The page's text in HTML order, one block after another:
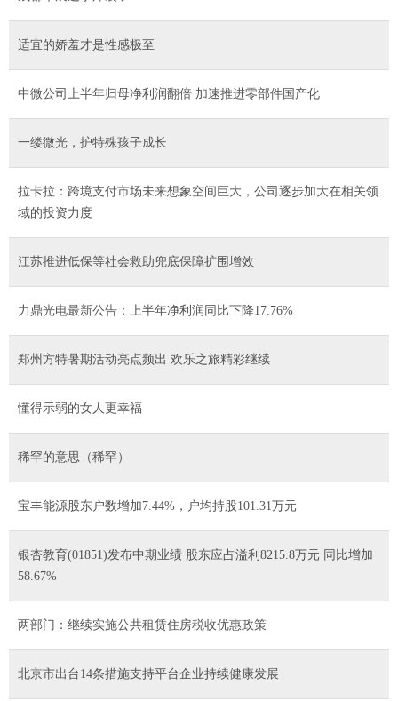
适宜的娇羞才是性感极至
中微公司上半年归母净利润翻倍 加速推进零部件国产化
一缕微光，护特殊孩子成长
拉卡拉：跨境支付市场未来想象空间巨大，公司逐步加大在相关领
域的投资力度
江苏推进低保等社会救助兜底保障扩围增效
力鼎光电最新公告：上半年净利润同比下降17.76%
郑州方特暑期活动亮点频出 欢乐之旅精彩继续
懂得示弱的女人更幸福
稀罕的意思（稀罕）
宝丰能源股东户数增加7.44%，户均持股101.31万元
银杏教育(01851)发布中期业绩 股东应占溢利8215.8万元 同比增加
58.67%
两部门：继续实施公共租赁住房税收优惠政策
北京市出台14条措施支持平台企业持续健康发展